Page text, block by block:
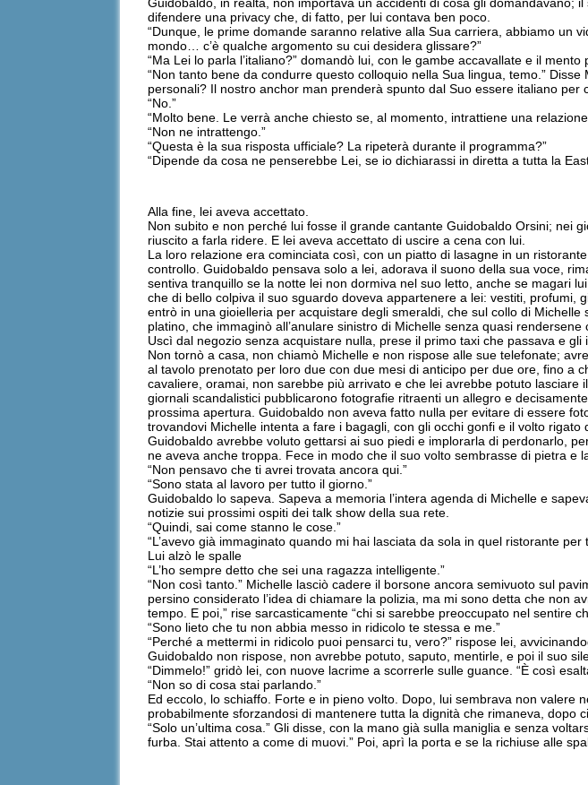
difendere una privacy che, di fatto, per lui contava ben poco.
“Dunque, le prime domande saranno relative alla Sua carriera, abbiamo un
mondo… c’è qualche argomento su cui desidera glissare?”
“Ma Lei lo parla l’italiano?” domandò lui, con le gambe accavallate e il
“Non tanto bene da condurre questo colloquio nella Sua lingua, temo.”
personali? Il nostro anchor man prenderà spunto dal Suo essere italiano
“No.”
“Molto bene. Le verrà anche chiesto se, al momento, intrattiene una
“Non ne intrattengo.”
“Questa è la sua risposta ufficiale? La ripeterà durante il programma?”
“Dipende da cosa ne penserebbe Lei, se io dichiarassi in diretta a tutta la
Alla fine, lei aveva accettato.
Non subito e non perché lui fosse il grande cantante Guidobaldo Orsini; nei
riuscito a farla ridere. E lei aveva accettato di uscire a cena con lui.
La loro relazione era cominciata così, con un piatto di lasagne in un
controllo. Guidobaldo pensava solo a lei, adorava il suono della sua voce,
sentiva tranquillo se la notte lei non dormiva nel suo letto, anche se magari
che di bello colpiva il suo sguardo doveva appartenere a lei: vestiti,
entrò in una gioielleria per acquistare degli smeraldi, che sul collo di
platino, che immaginò all’anulare sinistro di Michelle senza quasi rendersene
Uscì dal negozio senza acquistare nulla, prese il primo taxi che passava e
Non tornò a casa, non chiamò Michelle e non rispose alle sue telefonate;
al tavolo prenotato per loro due con due mesi di anticipo per due ore, fino a
cavaliere, oramai, non sarebbe più arrivato e che lei avrebbe potuto
giornali scandalistici pubblicarono fotografie ritraenti un allegro e
prossima apertura. Guidobaldo non aveva fatto nulla per evitare di essere
trovandovi Michelle intenta a fare i bagagli, con gli occhi gonfi e il volto rigato
Guidobaldo avrebbe voluto gettarsi ai suo piedi e implorarla di perdonarlo,
ne aveva anche troppa. Fece in modo che il suo volto sembrasse di pietra e
“Non pensavo che ti avrei trovata ancora qui.”
“Sono stata al lavoro per tutto il giorno.”
Guidobaldo lo sapeva. Sapeva a memoria l’intera agenda di Michelle e
notizie sui prossimi ospiti dei talk show della sua rete.
“Quindi, sai come stanno le cose.”
“L’avevo già immaginato quando mi hai lasciata da sola in quel ristorante
Lui alzò le spalle
“L’ho sempre detto che sei una ragazza intelligente.”
“Non così tanto.” Michelle lasciò cadere il borsone ancora semivuoto sul
persino considerato l’idea di chiamare la polizia, ma mi sono detta che non
tempo. E poi,” rise sarcasticamente “chi si sarebbe preoccupato nel sentire
“Sono lieto che tu non abbia messo in ridicolo te stessa e me.”
“Perché a mettermi in ridicolo puoi pensarci tu, vero?” rispose lei,
Guidobaldo non rispose, non avrebbe potuto, saputo, mentirle, e poi il suo
“Dimmelo!” gridò lei, con nuove lacrime a scorrerle sulle guance. “È così
“Non so di cosa stai parlando.”
Ed eccolo, lo schiaffo. Forte e in pieno volto. Dopo, lui sembrava non valere
probabilmente sforzandosi di mantenere tutta la dignità che rimaneva, dopo
“Solo un’ultima cosa.” Gli disse, con la mano già sulla maniglia e senza
furba. Stai attento a come di muovi.” Poi, aprì la porta e se la richiuse alle